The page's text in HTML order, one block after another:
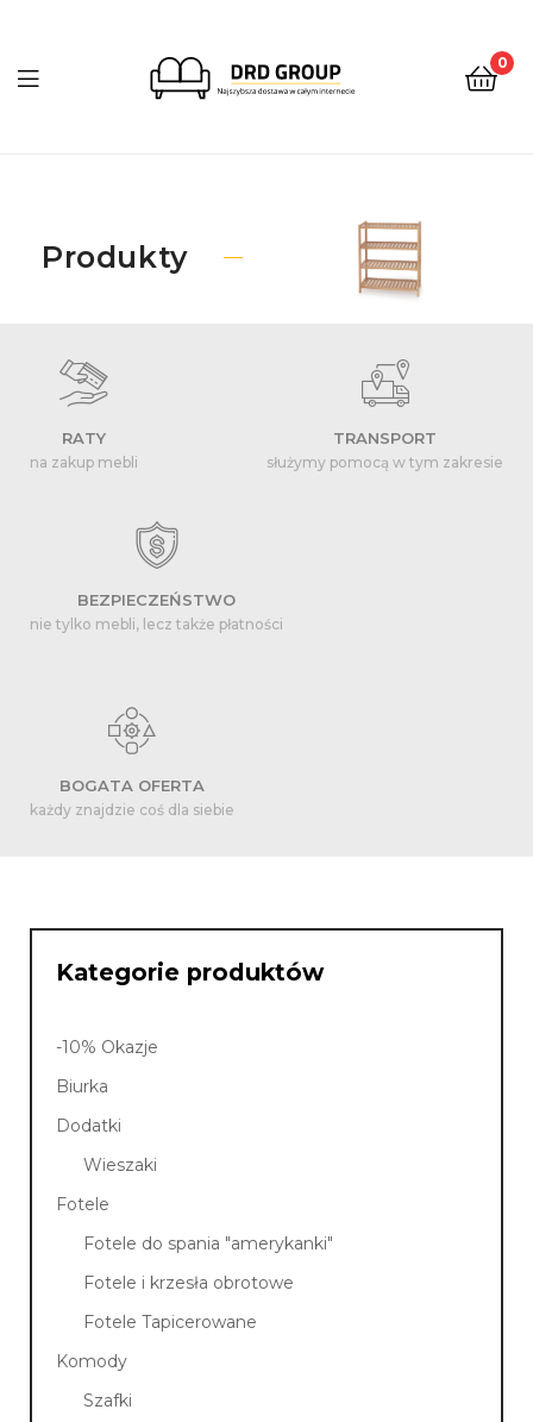
0
Produkty
RATY
na zakup mebli
TRANSPORT
służymy pomocą w tym zakresie
BEZPIECZEŃSTWO
nie tylko mebli, lecz także płatności
BOGATA OFERTA
każdy znajdzie coś dla siebie
Kategorie produktów
-10% Okazje
Biurka
Dodatki
Wieszaki
Fotele
Fotele do spania "amerykanki"
Fotele i krzesła obrotowe
Fotele Tapicerowane
Komody
Szafki